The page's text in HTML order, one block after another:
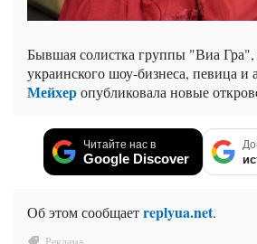
Бывшая солистка группы "Виа Гра",
украинского шоу-бизнеса, певица и
Мейхеропубликовала новые
Читайте нас в
Google Discover
Об этом сообщаетreplyua.net.